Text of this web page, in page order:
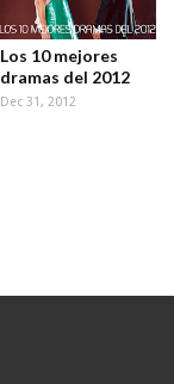
Los 10 mejores
dramas del 2012
Dec 31, 2012